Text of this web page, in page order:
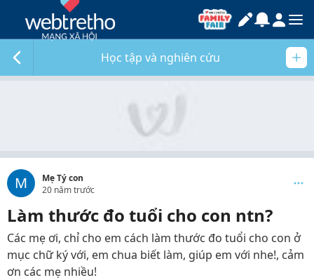
Học tập và nghiên cứu
M
Mẹ Tý con
20 năm trước
Làm thước đo tuổi cho con ntn?
Các mẹ ơi, chỉ cho em cách làm thước đo tuổi cho con ở
mục chữ ký với, em chua biết làm, giúp em với nhe!, cảm
ơn các mẹ nhiều!